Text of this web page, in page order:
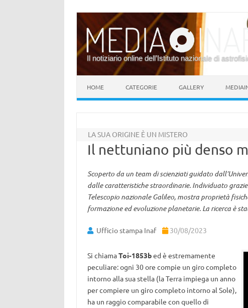
Il notiziario online dell’Istituto nazionale di
HOME CATEGORIE GALLERY
LA SUA ORIGINE È UN MISTERO
Il nettuniano più denso
Scoperto da un team di scienziati guidato
dalle caratteristiche straordinarie. Individuato
Telescopio nazionale Galileo, mostra proprietà
formazione ed evoluzione planetarie. La ricerca è
Ufficio stampa Inaf 30/08/2023
Si chiamaToi-1853bed è estremamente
peculiare: ogni 30 ore compie un giro completo
intorno alla sua stella (la Terra impiega un anno
per compiere un giro completo intorno al Sole),
ha un raggio comparabile con quello di